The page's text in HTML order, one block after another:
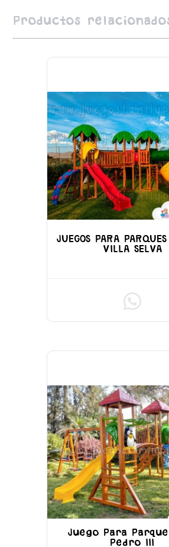
Productos
JUEGOS PARA
VILLA SELVA
Juego Para
Pedro III